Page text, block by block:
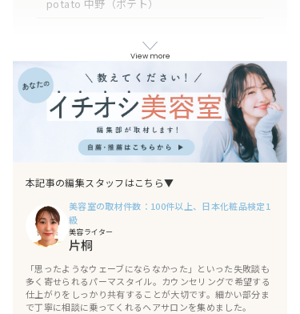
potato 中野（ポテト）
AUBE HAIR bell 中野店（オーブ ヘア
ー ベル ナカノテン）
KIRIKA 中野（キリカ）
Le'a 中野（レア ナカノ）
おわりに
View more
本記事の編集スタッフはこちら▼
美容室の取材件数：100件以上、日本化粧品検定1
級
美容ライター
片桐
「思ったようなウェーブにならなかった」といった失敗談も
多く寄せられるパーマスタイル。カウンセリングで希望する
仕上がりをしっかり共有することが大切です。細かい部分ま
で丁寧に相談に乗ってくれるヘアサロンを集めました。